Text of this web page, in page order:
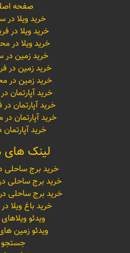
صفحه
خرید ویلا در
خرید ویلا در
خرید ویلا در
خرید زمین در
خرید زمین در
خرید زمین در
خرید آپارتمان
خرید آپارتمان در
خرید آپارتمان در
خرید
لینک های
خرید برج ساحلی
خرید برج ساحلی در
خرید برج ساحلی
خرید باغ ویلا
ویدئو
ویدئو زمین
جستجو